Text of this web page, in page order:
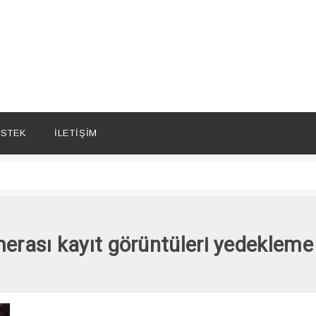
İLETIŞIM
kayıt görüntüleri yedekleme